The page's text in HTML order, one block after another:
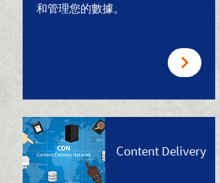
和管理您的數據。
Content Delivery